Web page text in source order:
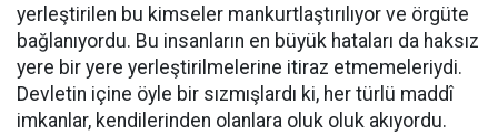
yerleştirilen bu kimseler mankurtlaştırılıyor ve örgüte
bağlanıyordu. Bu insanların en büyük hataları da haksız
yere bir yere yerleştirilmelerine itiraz etmemeleriydi.
Devletin içine öyle bir sızmışlardı ki, her türlü maddî
imkanlar, kendilerinden olanlara oluk oluk akıyordu.